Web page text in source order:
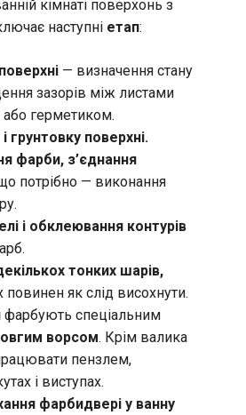
кімнаті поверхонь з
наступні етап:
— визначення стану
зазорів між листами
герметиком.
грунтовку поверхні.
фарби, з’єднання
потрібно — виконання
і обклеювання контурів
тонких шарів,
як слід висохнути.
фарбують спеціальним
ворсом. Крім валика
пензлем,
і виступах.
фарбидвері у ванну